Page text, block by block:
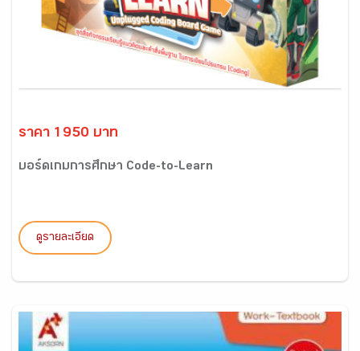
ราคา 1950 บาท
บอร์ดเกมการศึกษา Code-to-Learn
ดูรายละเอียด